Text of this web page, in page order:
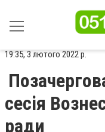
19:35, 3 лютого 2022 р.
сесія
ради